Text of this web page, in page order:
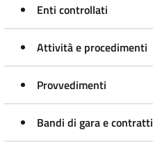
Enti controllati
Attività e procedimenti
Provvedimenti
Bandi di gara e contratti